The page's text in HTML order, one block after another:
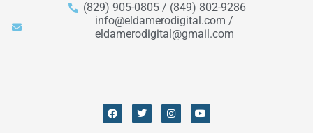
(829) 905-0805 / (849) 802-9286
info@eldamerodigital.com /
eldamerodigital@gmail.com